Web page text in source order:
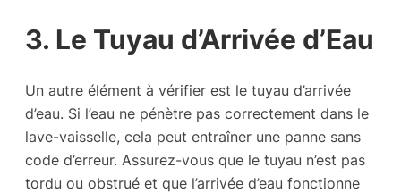
3. Le Tuyau d’Arrivée d’Eau
Un autre élément à vérifier est le tuyau d’arrivée
d’eau. Si l’eau ne pénètre pas correctement dans le
lave-vaisselle, cela peut entraîner une panne sans
code d’erreur. Assurez-vous que le tuyau n’est pas
tordu ou obstrué et que l’arrivée d’eau fonctionne